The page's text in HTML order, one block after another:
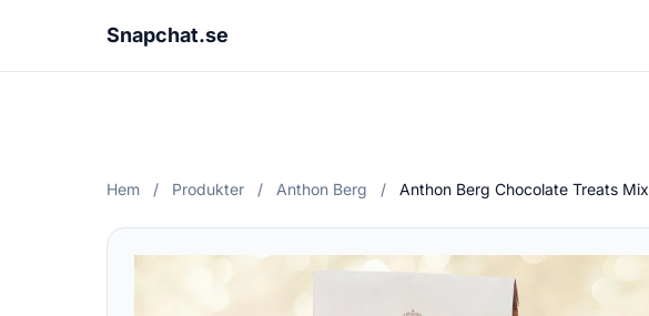
Snapchat.se
Hem / Produkter / Anthon Berg / Anthon Berg Chocolate Treats Mix